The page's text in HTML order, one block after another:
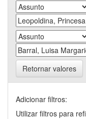
Retornar valores
Adicionar filtros:
Utilizar filtros para